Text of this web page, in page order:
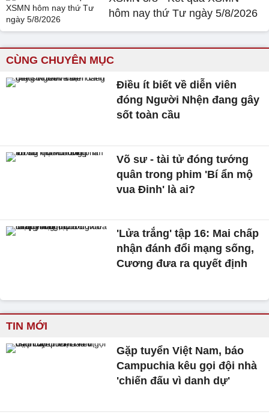
hôm nay thứ Tư ngày 5/8/2026
CÙNG CHUYÊN MỤC
Điều ít biết về diễn viên
đóng Người Nhện đang gây
sốt toàn cầu
Võ sư - tài tử đóng tướng
quân trong phim 'Bí ẩn mộ
vua Đinh' là ai?
'Lửa trắng' tập 16: Mai chấp
nhận đánh đổi mạng sống,
Cương đưa ra quyết định
TIN MỚI
Gặp tuyển Việt Nam, báo
Campuchia kêu gọi đội nhà
'chiến đấu vì danh dự'